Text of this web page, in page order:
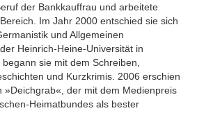
der Bankkauffrau und arbeitete
Im Jahr 2000 entschied sie sich
und Allgemeinen
Heinrich-Heine-Universität in
sie mit dem Schreiben,
und Kurzkrimis. 2006 erschien
»Deichgrab«, der mit dem Medienpreis
Heimatbundes als bester